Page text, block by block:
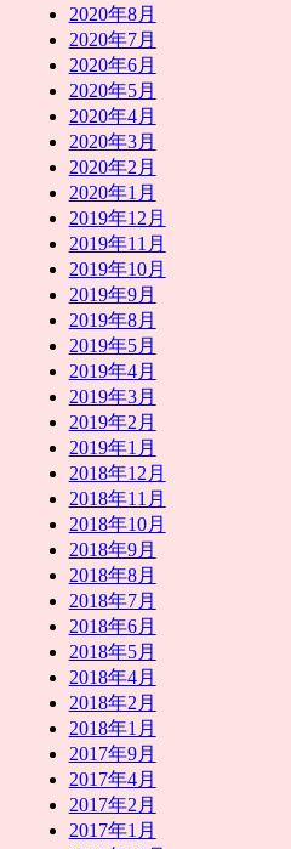
2020年8月
2020年7月
2020年6月
2020年5月
2020年4月
2020年3月
2020年2月
2020年1月
2019年12月
2019年11月
2019年10月
2019年9月
2019年8月
2019年5月
2019年4月
2019年3月
2019年2月
2019年1月
2018年12月
2018年11月
2018年10月
2018年9月
2018年8月
2018年7月
2018年6月
2018年5月
2018年4月
2018年2月
2018年1月
2017年9月
2017年4月
2017年2月
2017年1月